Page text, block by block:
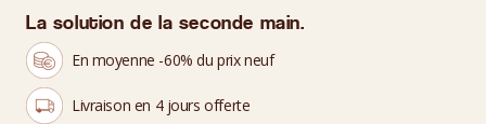
La solution de la seconde main.
En moyenne -60% du prix neuf
Livraison en 4 jours offerte